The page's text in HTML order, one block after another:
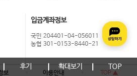
후기 확대보기 TOP
입금계좌정보
국민 204401-04-056011
농협 301-0153-8440-21
보 이용안내 TOP ▲